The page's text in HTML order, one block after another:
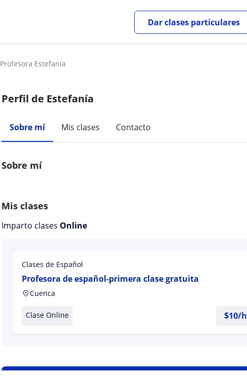
Dar clases particulares
Profesora Estefanía
Perfil de Estefanía
Sobre mí Mis clases Contacto
Sobre mí
Mis clases
Imparto clases Online
Clases de Español
Profesora de español-primera clase gratuita
Cuenca
Clase Online $10/h